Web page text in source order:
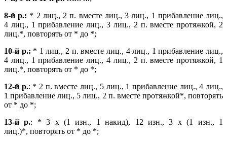
8-й р.: * 2 лиц., 2 п. вместе лиц., 3 лиц., 1 прибавление лиц.,
4 лиц., 1 прибавление лиц., 3 лиц., 2 п. вместе протяжкой, 2
лиц.*, повторять от * до *;
10-й р.: * 1 лиц., 2 п. вместе лиц., 4 лиц., 1 прибавление лиц.,
4 лиц., 1 прибавление лиц., 4 лиц., 2 п. вместе протяжкой, 1
лиц.*, повторять от * до *;
12-й р.: * 2 п. вместелиц., 5 лиц., 1 прибавление лиц., 4 лиц.,
1 прибавление лиц., 5 лиц., 2 п. вместе протяжкой*, повторять
от * до *;
13-й р.: * 3 х (1 изн., 1 накид), 12 изн., 3 х (1 изн., 1
лиц.)*, повторять от * до *;